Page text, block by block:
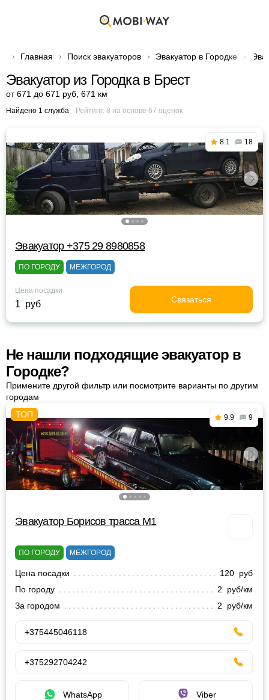
Главная Поиск эвакуаторов Эвакуатор в Городке
Эвакуатор из Городка в Брест
от 671 до 671 руб 671 км
Найдено 1 служба Рейтинг: 8 на основе 67 оценок
8.1 18
Эвакуатор +375 29 8980858
ПО ГОРОДУ МЕЖГОРОД
Цена посадки
1 руб Связаться
Не нашли подходящие эвакуатор в
Городке?
Примените другой фильтр или посмотрите варианты по другим
городам
9.9 9
Эвакуатор Борисов трасса М1
ПО ГОРОДУ МЕЖГОРОД
Цена посадки
120 руб
По городу
2 руб/км
За городом
2 руб/км
+375445046118
+375292704242
WhatsApp Viber